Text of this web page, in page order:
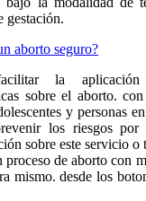
gestación.
aborto seguro?
la
sobre el aborto.
y personas
los riesgos por
sobre este servicio o
de aborto con
mismo. desde los